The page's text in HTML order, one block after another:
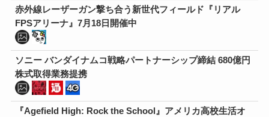
赤外線レーザーガン撃ち合う新世代フィールド『リアル
FPSアリーナ』7月18日開催中
ソニー バンダイナムコ戦略パートナーシップ締結 680億円
株式取得業務提携
『Agefield High: Rock the School』アメリカ高校生活オ